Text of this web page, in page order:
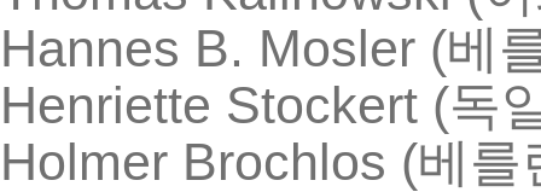
Hannes B. Mosler (베
Henriette Stockert (독
Holmer Brochlos (베를